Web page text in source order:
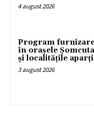
4 august 2026
Program
în orașele
și localitățile
3 august 2026